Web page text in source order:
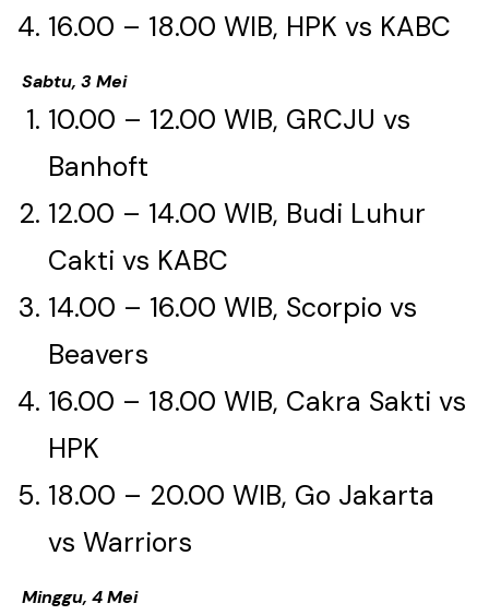
16.00 – 18.00 WIB, HPK vs KABC​​​​​​​
Sabtu, 3 Mei
10.00 – 12.00 WIB, GRCJU vs
Banhoft​​​​​​​
12.00 – 14.00 WIB, Budi Luhur
Cakti vs KABC​​​​​​​
14.00 – 16.00 WIB, Scorpio vs
Beavers​​​​​​​
16.00 – 18.00 WIB, Cakra Sakti vs
HPK​​​​​​​
18.00 – 20.00 WIB, Go Jakarta
vs Warriors​​​​​​​
Minggu, 4 Mei